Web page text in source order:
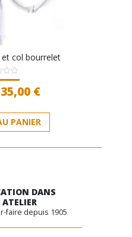
col bourrelet
Le
initial
était :
90,00 €.
35,00 €Le
actuel
est :
35,00 €.
PANIER
plusieurs
options
être
choisies
DANS
faire depuis 1905